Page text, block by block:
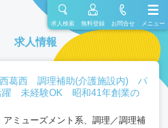
求人検索 無料登録 お問合せ メニュー
求人情報
西葛西 調理補助(介護施設内) パ
躍 未経験OK 昭和41年創業の
アミューズメント系、調理／調理補